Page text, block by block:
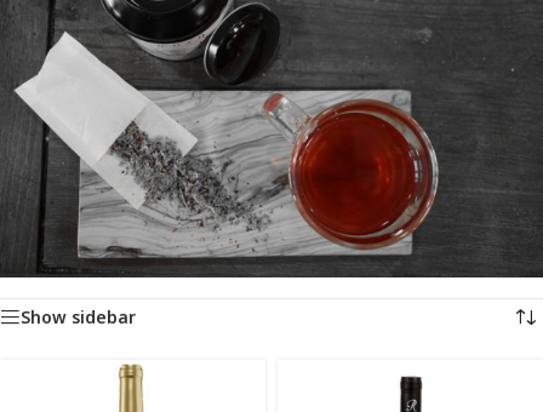
Αρχική σελίδα/Προϊόντα με ετικέτα “οίνος”
Προβάλλονται όλα - 5 αποτελέσματα
Show sidebar